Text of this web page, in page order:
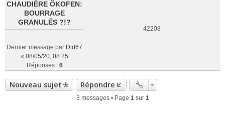
CHAUDIÈRE ÖKOFEN:
BOURRAGE
GRANULÉS ?!?
Dernier message par Did67
« 08/05/20, 08:25
Réponses : 6
42208
Nouveau sujet Répondre
3 messages • Page 1sur 1